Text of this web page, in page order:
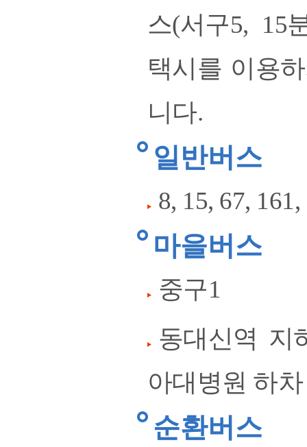
스(서구5, 15
택시를 이용
니다.
일반버스
8, 15, 67,
마을버스
중구1
동대신역 지
아대병원 하차
순환버스